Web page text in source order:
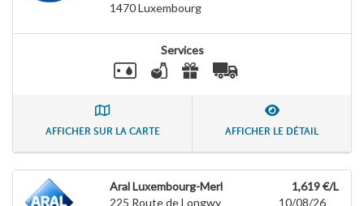
1470Luxembourg
Services
AFFICHER SUR LA CARTE AFFICHER LE DÉTAIL
Aral Luxembourg-Merl
225 Route de Longwy
1,619 €/L
10/08/26